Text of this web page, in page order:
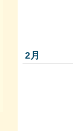
2月